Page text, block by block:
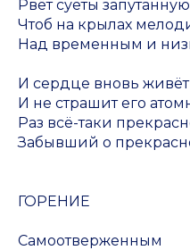
Рвёт суеты
Чтоб на крылах
Над временным и
И сердце вновь живёт
И не страшит его
Раз всё-таки
Забывший о
ГОРЕНИЕ
Самоотверженным